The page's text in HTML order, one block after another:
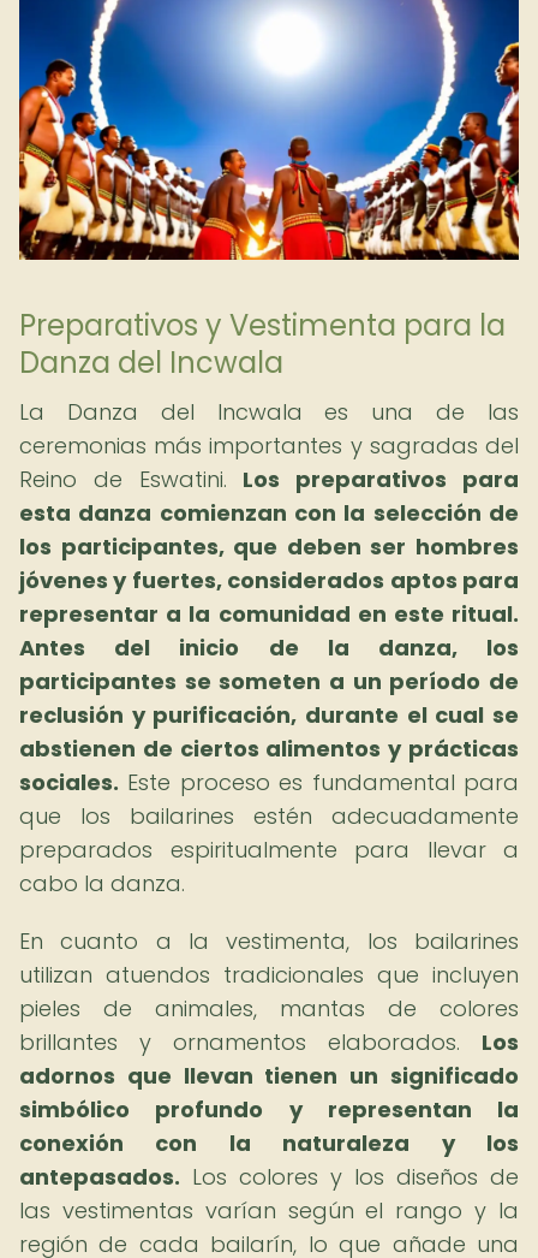
Preparativos y Vestimenta para la
Danza del Incwala
La Danza del Incwala es una de las
ceremonias más importantes y sagradas del
Reino de Eswatini. Los preparativos para
esta danza comienzan con la selección de
los participantes, que deben ser hombres
jóvenes y fuertes, considerados aptos para
representar a la comunidad en este ritual.
Antes del inicio de la danza, los
participantes se someten a un período de
reclusión y purificación, durante el cual se
abstienen de ciertos alimentos y prácticas
sociales. Este proceso es fundamental para
que los bailarines estén adecuadamente
preparados espiritualmente para llevar a
cabo la danza.
En cuanto a la vestimenta, los bailarines
utilizan atuendos tradicionales que incluyen
pieles de animales, mantas de colores
brillantes y ornamentos elaborados. Los
adornos que llevan tienen un significado
simbólico profundo y representan la
conexión con la naturaleza y los
antepasados. Los colores y los diseños de
las vestimentas varían según el rango y la
región de cada bailarín, lo que añade una